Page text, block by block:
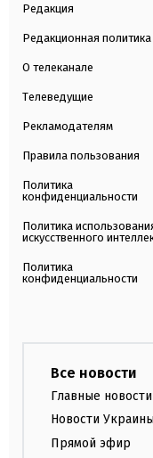
Редакция
Редакционная политика
О телеканале
Телеведущие
Рекламодателям
Правила пользования
Политика
конфиденциальности
Политика
искусственного
Политика
конфиденциальности
Все новости
Главные новости
Новости
Прямой эфир